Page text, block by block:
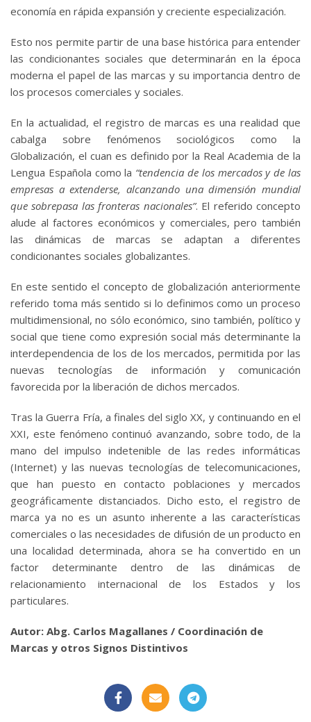
economía en rápida expansión y creciente especialización.
Esto nos permite partir de una base histórica para entender
las condicionantes sociales que determinarán en la época
moderna el papel de las marcas y su importancia dentro de
los procesos comerciales y sociales.
En la actualidad, el registro de marcas es una realidad que
cabalga sobre fenómenos sociológicos como la
Globalización, el cuan es definido por la Real Academia de la
Lengua Española como la “tendencia de los mercados y de las
empresas a extenderse, alcanzando una dimensión mundial
que sobrepasa las fronteras nacionales”. El referido concepto
alude al factores económicos y comerciales, pero también
las dinámicas de marcas se adaptan a diferentes
condicionantes sociales globalizantes.
En este sentido el concepto de globalización anteriormente
referido toma más sentido si lo definimos como un proceso
multidimensional, no sólo económico, sino también, político y
social que tiene como expresión social más determinante la
interdependencia de los de los mercados, permitida por las
nuevas tecnologías de información y comunicación
favorecida por la liberación de dichos mercados.
Tras la Guerra Fría, a finales del siglo XX, y continuando en el
XXI, este fenómeno continuó avanzando, sobre todo, de la
mano del impulso indetenible de las redes informáticas
(Internet) y las nuevas tecnologías de telecomunicaciones,
que han puesto en contacto poblaciones y mercados
geográficamente distanciados. Dicho esto, el registro de
marca ya no es un asunto inherente a las características
comerciales o las necesidades de difusión de un producto en
una localidad determinada, ahora se ha convertido en un
factor determinante dentro de las dinámicas de
relacionamiento internacional de los Estados y los
particulares.
Autor: Abg. Carlos Magallanes / Coordinación de
Marcas y otros Signos Distintivos